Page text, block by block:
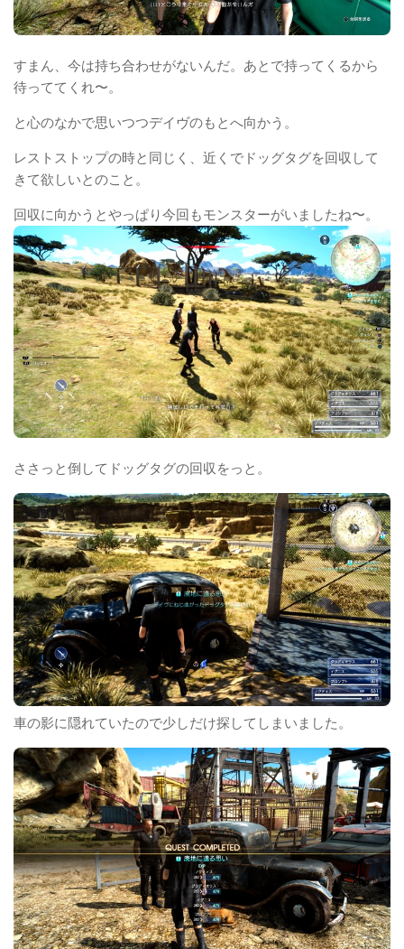
すまん、今は持ち合わせがないんだ。あとで持ってくるから
待っててくれ〜。
と心のなかで思いつつデイヴのもとへ向かう。
レストストップの時と同じく、近くでドッグタグを回収して
きて欲しいとのこと。
回収に向かうとやっぱり今回もモンスターがいましたね〜。
ささっと倒してドッグタグの回収をっと。
車の影に隠れていたので少しだけ探してしまいました。